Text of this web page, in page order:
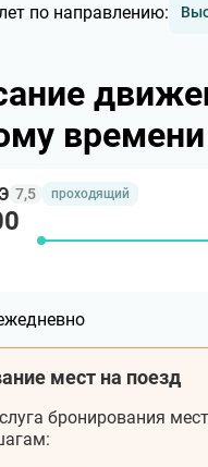
по направлению:
времени
7,5 проходящий
мест на поезд
бронирования